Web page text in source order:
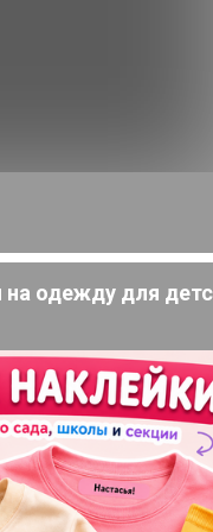
женские (100%
Riveri by Ralf Ringer
одежду для